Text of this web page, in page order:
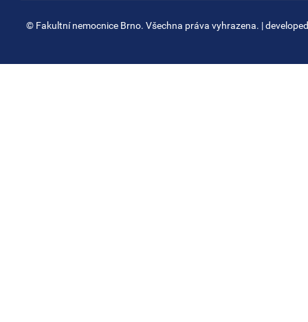
© Fakultní nemocnice Brno. Všechna práva vyhrazena. |